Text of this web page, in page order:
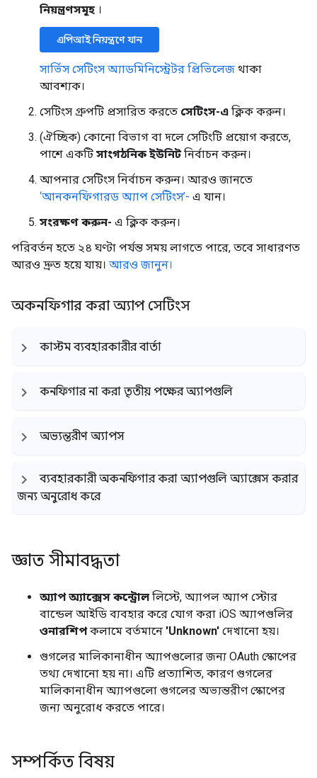
নিয়ন্ত্রণসমূহ ।
এপিআই নিয়ন্ত্রণে যান
সার্ভিস সেটিংস অ্যাডমিনিস্ট্রেটর প্রিভিলেজ থাকা
আবশ্যক।
সেটিংস গ্রুপটি প্রসারিত করতে সেটিংস-এ ক্লিক করুন।
(ঐচ্ছিক) কোনো বিভাগ বা দলে সেটিংটি প্রয়োগ করতে,
পাশে একটি সাংগঠনিক ইউনিটনির্বাচন করুন।
আপনার সেটিংস নির্বাচন করুন। আরও জানতে
‘আনকনফিগারড অ্যাপ সেটিংস’- এ যান।
সংরক্ষণ করুন- এ ক্লিক করুন।
পরিবর্তন হতে ২৪ ঘণ্টা পর্যন্ত সময় লাগতে পারে, তবে সাধারণত
আরও দ্রুত হয়ে যায়। আরও জানুন।
অকনফিগার করা অ্যাপ সেটিংস
কাস্টম ব্যবহারকারীর বার্তা
কনফিগার না করা তৃতীয় পক্ষের অ্যাপগুলি
অভ্যন্তরীণ অ্যাপস
ব্যবহারকারী অকনফিগার করা অ্যাপগুলি অ্যাক্সেস করার
জন্য অনুরোধ করে
জ্ঞাত সীমাবদ্ধতা
অ্যাপ অ্যাক্সেস কন্ট্রোল লিস্টে, অ্যাপল অ্যাপ স্টোর
বান্ডেল আইডি ব্যবহার করে যোগ করা iOS অ্যাপগুলির
ওনারশিপকলামে বর্তমানে 'Unknown' দেখানো হয়।
গুগলের মালিকানাধীন অ্যাপগুলোর জন্য OAuth স্কোপের
তথ্য দেখানো হয় না। এটি প্রত্যাশিত, কারণ গুগলের
মালিকানাধীন অ্যাপগুলো গুগলের অভ্যন্তরীণ স্কোপের
জন্য অনুরোধ করতে পারে।
সম্পর্কিত বিষয়